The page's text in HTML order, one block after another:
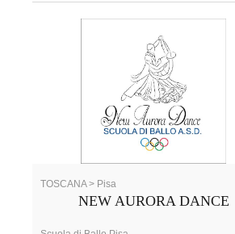
TOSCANA > Pisa
NEW AURORA DANCE